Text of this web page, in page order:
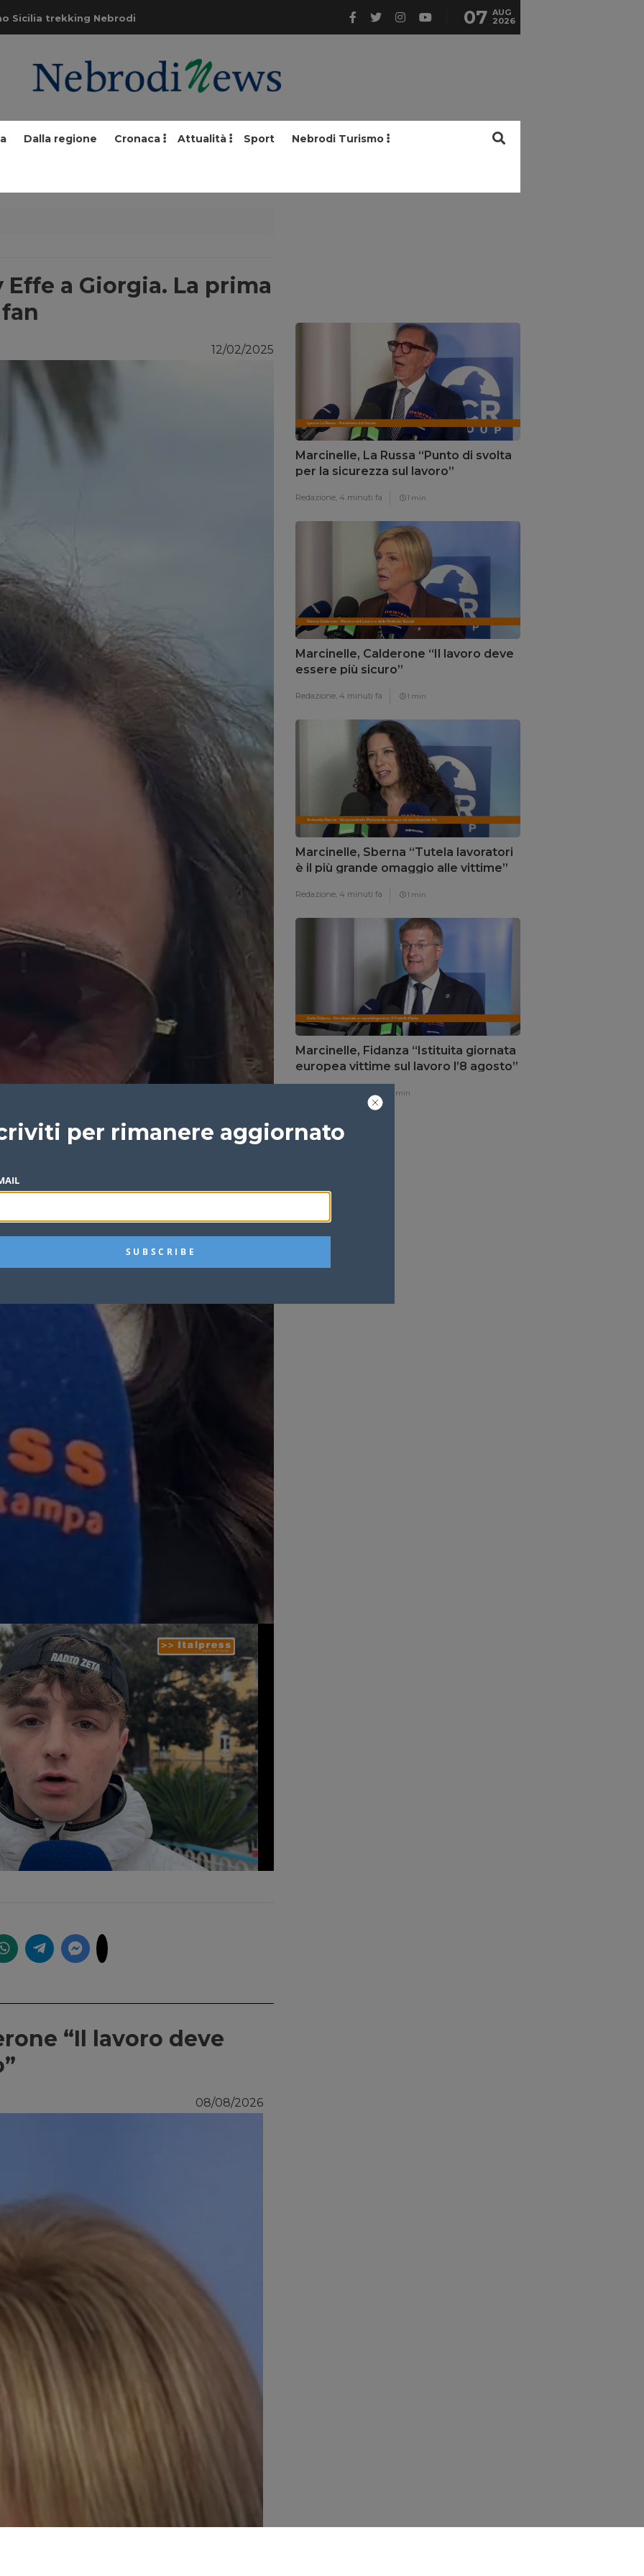
Sicilia trekking Nebrodi 07 AUG
2026
Dalla regione Cronaca Attualità Sport Nebrodi Turismo
Effe a Giorgia. La prima
12/02/2025
“Il lavoro deve
08/08/2026
Marcinelle, La Russa “Punto di svolta
per la sicurezza sul lavoro”
Redazione, 4 minuti fa 1 min
Marcinelle, Calderone “Il lavoro deve
essere più sicuro”
Redazione, 4 minuti fa 1 min
Marcinelle, Sberna “Tutela lavoratori
è il più grande omaggio alle vittime”
Redazione, 4 minuti fa 1 min
Marcinelle, Fidanza “Istituita giornata
europea vittime sul lavoro l’8 agosto”
1 min
per rimanere aggiornato